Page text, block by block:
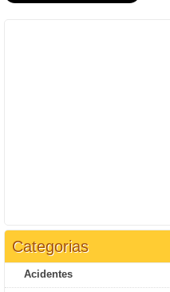
Categorias
Acidentes